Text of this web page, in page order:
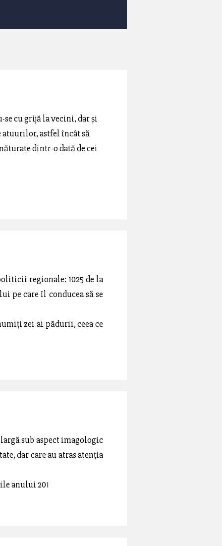
cu grijă la vecini, dar și
atuurilor, astfel încât să
dintr-o dată de cei
regionale: 1025 de la
pe care îl conducea să se
zei ai pădurii, ceea ce
sub aspect imagologic
dar care au atras atenția
anului 201